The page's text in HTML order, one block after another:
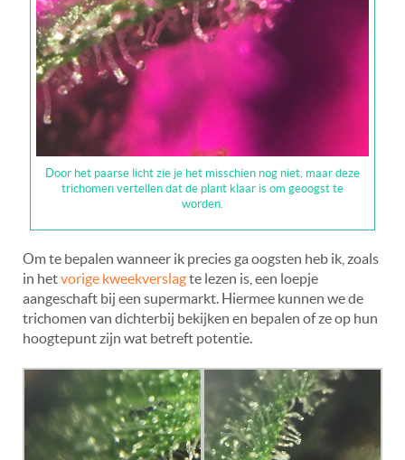
Door het paarse licht zie je het misschien nog niet, maar deze
trichomen vertellen dat de plant klaar is om geoogst te
worden.
Om te bepalen wanneer ik precies ga oogsten heb ik, zoals
in hetvorige kweekverslagte lezen is, een loepje
aangeschaft bij een supermarkt. Hiermee kunnen we de
trichomen van dichterbij bekijken en bepalen of ze op hun
hoogtepunt zijn wat betreft potentie.